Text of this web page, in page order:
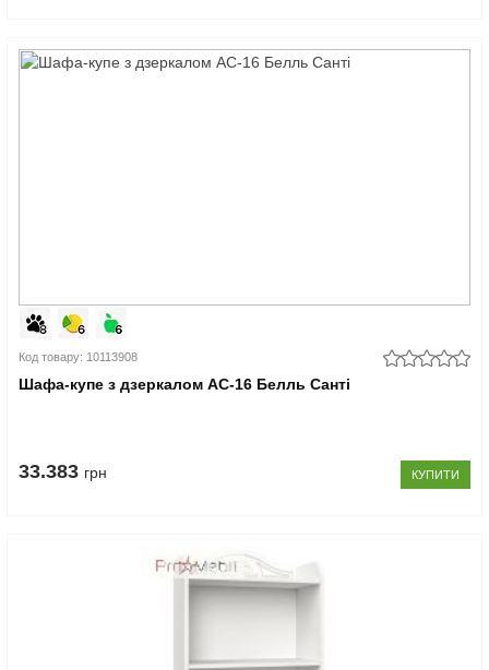
Код товару: 10113908
Шафа-купе з дзеркалом АС-16 Белль Санті
33.383 грн КУПИТИ